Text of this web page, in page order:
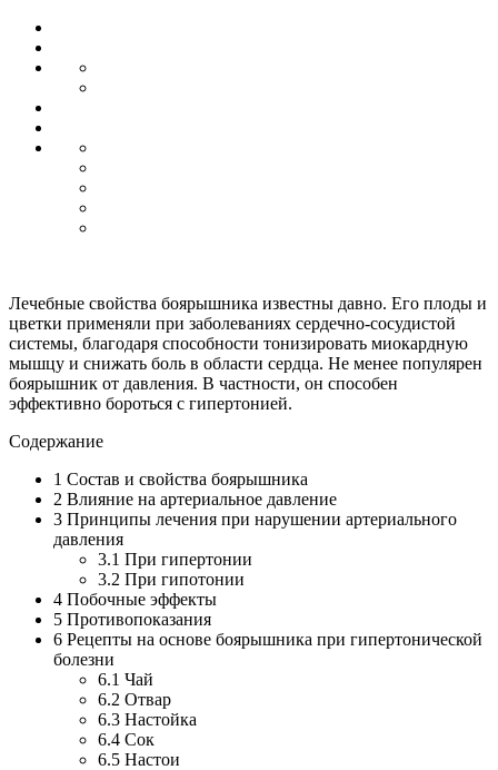
Лечебные свойства боярышника известны давно. Его плоды и
цветки применяли при заболеваниях сердечно-сосудистой
системы, благодаря способности тонизировать миокардную
мышцу и снижать боль в области сердца. Не менее популярен
боярышник от давления. В частности, он способен
эффективно бороться с гипертонией.
Содержание
1 Состав и свойства боярышника
2 Влияние на артериальное давление
3 Принципы лечения при нарушении артериального
давления
3.1 При гипертонии
3.2 При гипотонии
4 Побочные эффекты
5 Противопоказания
6 Рецепты на основе боярышника при гипертонической
болезни
6.1 Чай
6.2 Отвар
6.3 Настойка
6.4 Сок
6.5 Настои